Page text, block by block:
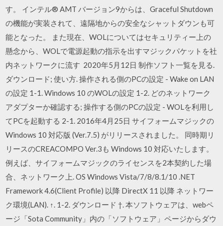
す。 インテル® AMT バージョン9からは、Graceful Shutdown
の機能が実装されて、遠隔地からの安全なシャットダウンも可
能となった。 また現在、WOLについてはセキュリティー上の
懸念から、WOLで電源起動の指示を出すマジックパケットを社
内ネットワークに流す 2020年5月12日 制作ソフト一覧を見る.
ダウンロード; 使い方. 操作される側のPCの設定 - Wake on LAN
の設定 1-1. Windows 10 のWOLの設定 1-2. どのネットワーク
アダプターか確認する; 操作する側のPCの設定 - WOLを利用し
てPCを起動する 2-1. 2016年4月25日 サイフォームマジックの
Windows 10 対応版 (Ver.7.5) がリリースされました。 同時期リ
リースのCREACOMPO Ver.3も Windows 10 対応いたします。
例えば、サイフォームマジックのライセンスを2本契約した場
合、ネットワーク上. OS Windows Vista/7/8/8.1/10 .NET
Framework 4.6(Client Profile) 以降 DirectX 11 以降 ネットワー
ク環境(LAN). ↑. 1-2. ダウンロード †. 本ソフトウェアは、webペ
ージ「Sota Community」内の「ソフトウェア」ページからダウ